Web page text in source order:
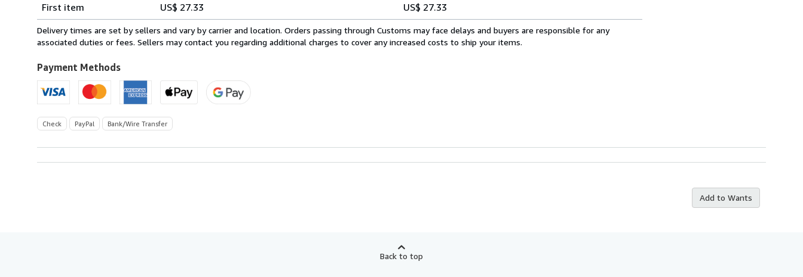
rates
from
France
U.S.A.
First item
US$ 27.33 US$ 27.33
Delivery times are set by sellers and vary by carrier and location. Orders passing through Customs may face delays and buyers are responsible for any
associated duties or fees. Sellers may contact you regarding additional charges to cover any increased costs to ship your items.
Payment Methods
Check PayPal Bank/Wire Transfer
Add to Wants
Back to top